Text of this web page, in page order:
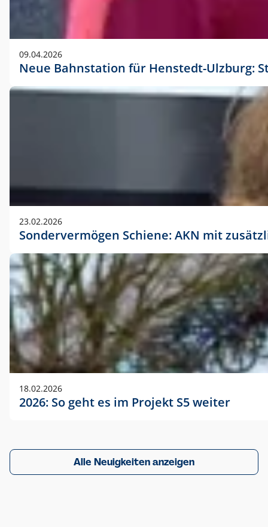
09.04.2026
Neue Bahnstation für Henstedt-Ulzburg:
23.02.2026
Sondervermögen Schiene: AKN mit
18.02.2026
2026: So geht es im Projekt S5 weiter
Alle Neuigkeiten anzeigen